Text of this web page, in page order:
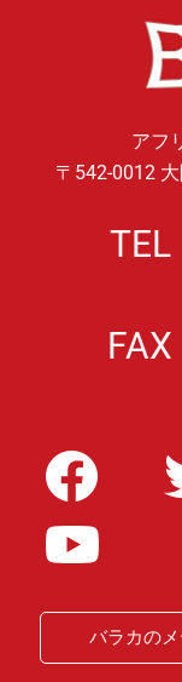
アフ
〒542-0012
バラカの